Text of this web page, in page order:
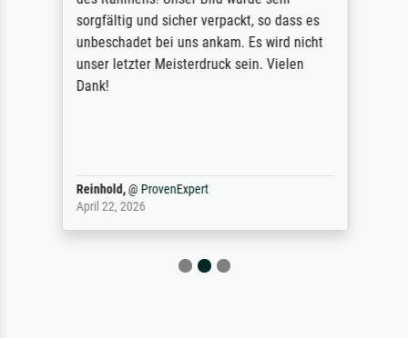
sorgfältig und sicher verpackt, so dass es
unbeschadet bei uns ankam. Es wird nicht
unser letzter Meisterdruck sein. Vielen
Dank!
Reinhold,@ ProvenExpert
April 22, 2026